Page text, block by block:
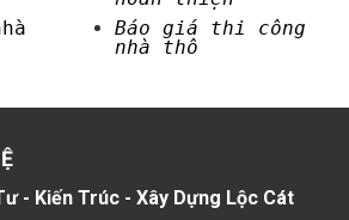
Báo giá thi công
nhà thô
- Kiến Trúc - Xây Dựng Lộc Cát